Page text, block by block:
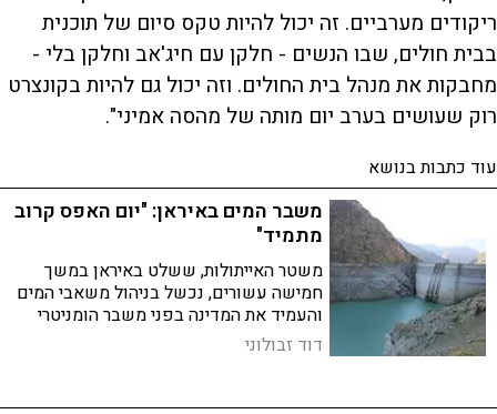
ריקודים מערביים. זה יכול להיות טקס סיום של תוכנית
בבית חולים, שבו הנשים - חלקן עם חיג'אב וחלקן בלי -
מחבקות את מנהל בית החולים. וזה יכול גם להיות בקונצרט
רוק שעושים בערב יום מותה של מהסה אמיני".
עוד כתבות בנושא
משבר המים באיראן: "יום האפס קרוב
מתמיד"
משטר האייתולות, ששלט באיראן במשך
חמישה עשורים, נכשל בניהול משאבי המים
והעמיד את המדינה בפני משבר הומניטרי
חסר תקדים - מצב שעלול לסלול את הדרך
לנפילתו ואף להביא לקריסתה הסופית של
דוד זבולוני